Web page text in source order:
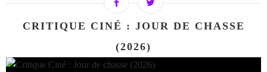
CRITIQUE CINÉ : JOUR DE CHASSE
(2026)